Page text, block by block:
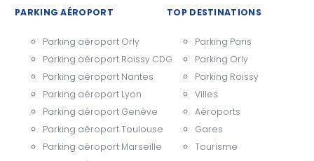
PARKING AÉROPORT
Parking aéroport Orly
Parking aéroport Roissy CDG
Parking aéroport Nantes
Parking aéroport Lyon
Parking aéroport Genève
Parking aéroport Toulouse
Parking aéroport Marseille
TOP DESTINATIONS
Parking Paris
Parking Orly
Parking Roissy
Villes
Aéroports
Gares
Tourisme